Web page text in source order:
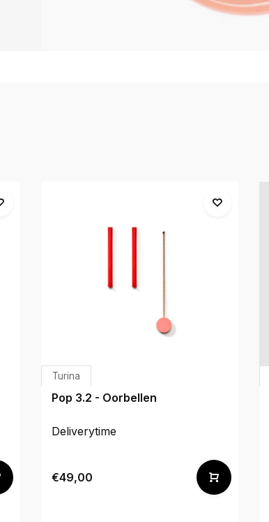
Turina
Pop 3.2 - Oorbellen
Deliverytime
€49,00